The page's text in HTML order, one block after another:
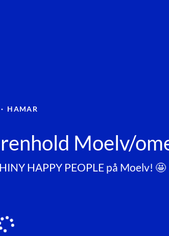
· HAMAR
Moelv/
HAPPY PEOPLE på Moelv! 🤩